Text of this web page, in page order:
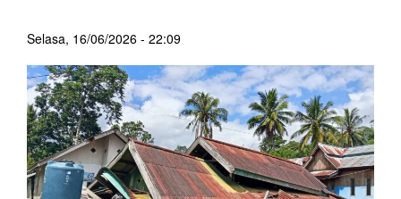
Selasa, 16/06/2026 - 22:09